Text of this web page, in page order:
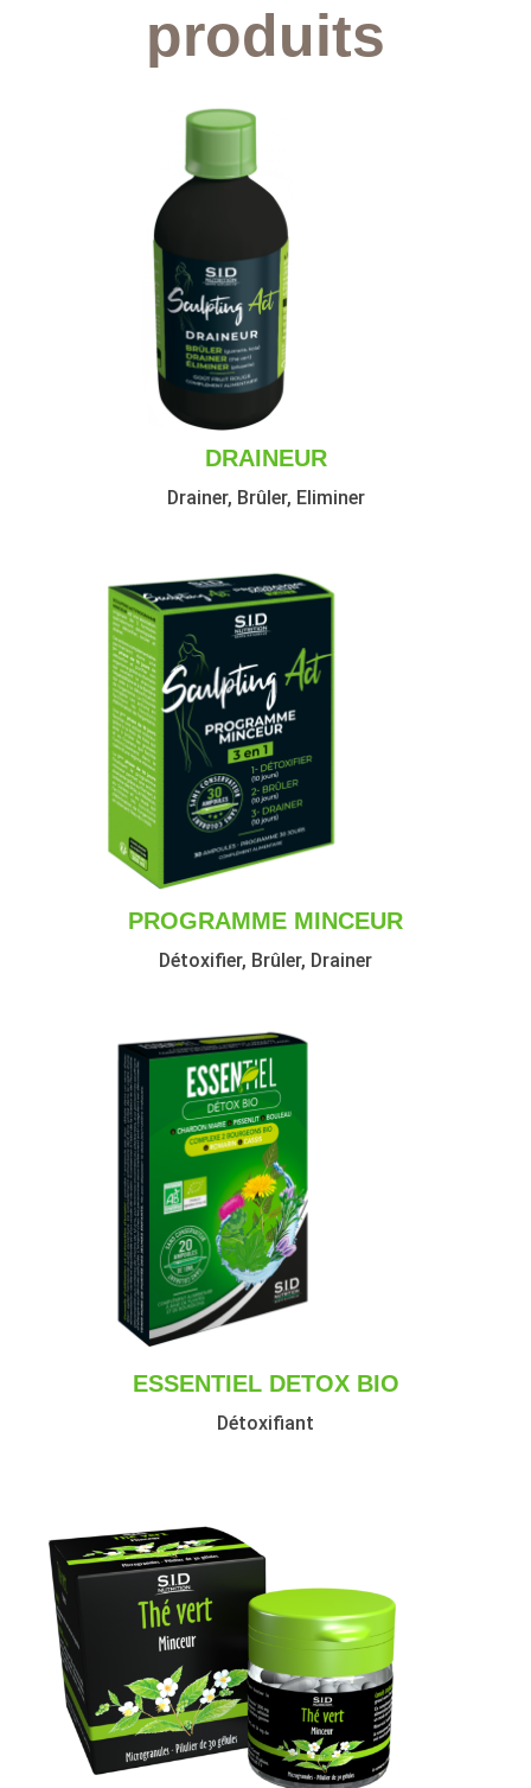
produits
DRAINEUR
Drainer, Brûler, Eliminer
PROGRAMME MINCEUR
Détoxifier, Brûler, Drainer
ESSENTIEL DETOX BIO
Détoxifiant